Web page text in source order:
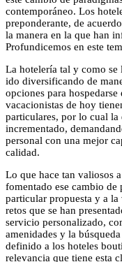
contemporáneo. Los
preponderante, de
la manera en la que han
Profundicemos en este
La hotelería tal y como se
ido diversificando de
opciones para
vacacionistas de hoy
particulares, por lo cual la
incrementado,
personal con una mejor
calidad.
Lo que hace tan valiosos
fomentado ese cambio de
particular propuesta y a la
retos que se han
servicio personalizado,
amenidades y la
definido a los hoteles
relevancia que tiene esta